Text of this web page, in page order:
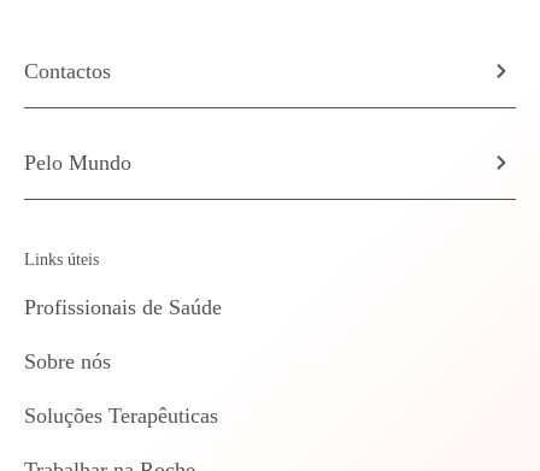
Contactos
Pelo Mundo
Links úteis
Profissionais de Saúde
Sobre nós
Soluções Terapêuticas